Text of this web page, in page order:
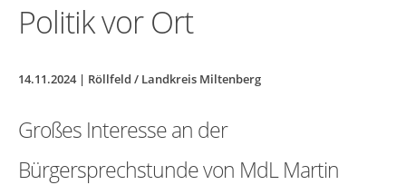
Politik vor Ort
14.11.2024 | Röllfeld / Landkreis Miltenberg
Großes Interesse an der
Bürgersprechstunde von MdL Martin